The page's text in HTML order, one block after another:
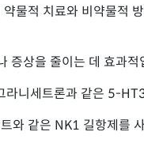
물적 치료와 비약물적
증상을 줄이는 데 효과적
라니세트론과 같은 5-
와 같은 NK1 길항제를